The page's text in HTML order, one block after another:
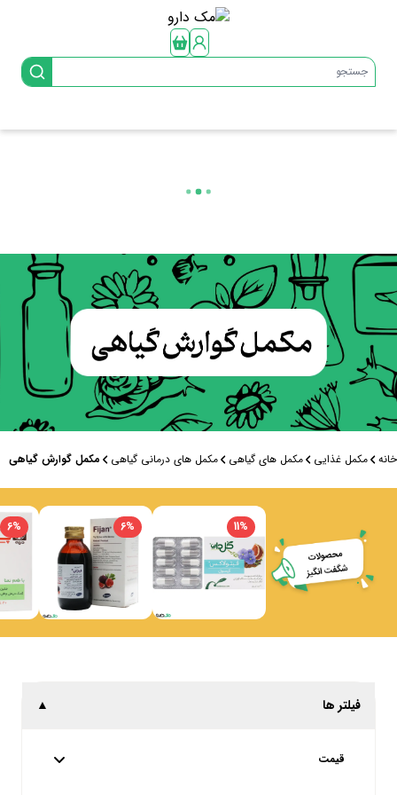
جستجو
خانه مکمل غذایی مکمل های گیاهی مکمل های درمانی گیاهی مکمل گوارش گیاهی
11%
6%
6%
فیلتر ها ▲
قیمت